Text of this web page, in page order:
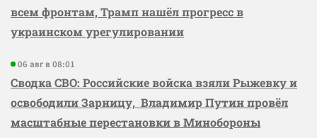
всем фронтам, Трамп нашёл прогресс в
украинском урегулировании
06 авг в 08:01
Сводка СВО: Российские войска взяли Рыжевку и
освободили Зарницу, Владимир Путин провёл
масштабные перестановки в Минобороны